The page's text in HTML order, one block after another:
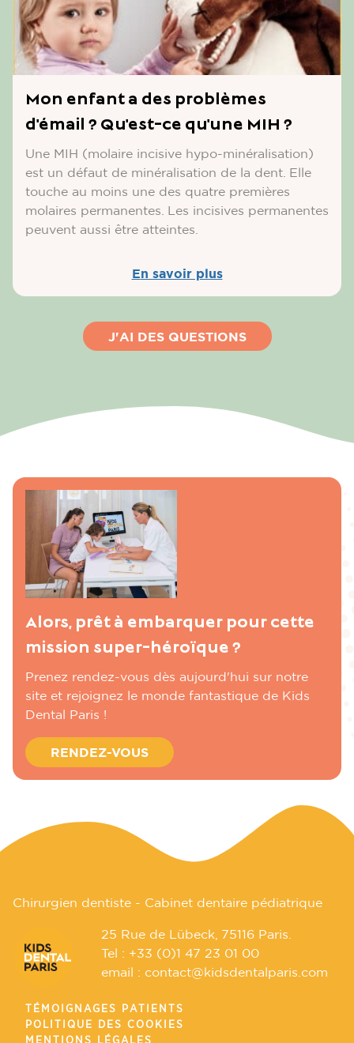
Mon enfant a des problèmes
d'émail ? Qu'est-ce qu'une MIH ?
Une MIH (molaire incisive hypo-minéralisation)
est un défaut de minéralisation de la dent. Elle
touche au moins une des quatre premières
molaires permanentes. Les incisives permanentes
peuvent aussi être atteintes.
En savoir plus
J'AI DES QUESTIONS
Alors, prêt à embarquer pour cette
mission super-héroïque ?
Prenez rendez-vous dès aujourd'hui sur notre
site et rejoignez le monde fantastique de Kids
Dental Paris !
RENDEZ-VOUS
Chirurgien dentiste - Cabinet dentaire pédiatrique
25 Rue de Lübeck, 75116 Paris.
Tel : +33 (0)1 47 23 01 00
email : contact@kidsdentalparis.com
TÉMOIGNAGES PATIENTS
POLITIQUE DES COOKIES
MENTIONS LÉGALES